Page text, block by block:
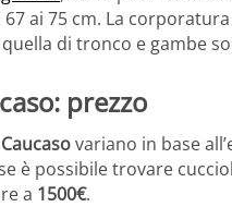
67 ai 75 cm. La
di tronco e gambe
prezzo
variano in base
è possibile trovare
a 1500€.